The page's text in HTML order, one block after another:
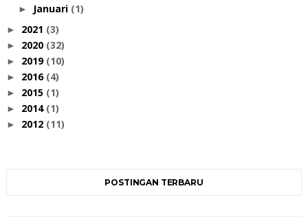
► Januari (1)
► 2021 (3)
► 2020 (32)
► 2019 (10)
► 2016 (4)
► 2015 (1)
► 2014 (1)
► 2012 (11)
POSTINGAN TERBARU